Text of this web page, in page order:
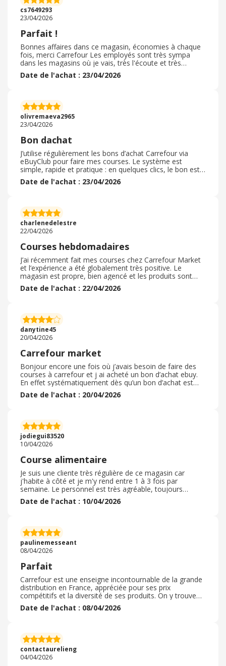
forcément nous échappent. Cela permet d'optimiser nos
dépenses dans tout type de circonstances.
cs7649293
23/04/2026
Parfait !
Bonnes affaires dans ce magasin, économies à chaque
fois, merci Carrefour Les employés sont très sympa
dans les magasins où je vais, très l'écoute et très
réactifs Dommage que maintenant pas de poissonnerie
! ! C'était un plus . Pas mal de différences de prix entre
la qualités des produits J'espère que ça deviendra pas
comme certains prix à Super U ça serait dommage !
Merci beaucoup carrefour, toujours meilleur.
Date de l'achat : 23/04/2026
olivremaeva2965
23/04/2026
Bon dachat
J’utilise régulièrement les bons d’achat Carrefour via
eBuyClub pour faire mes courses. Le système est
simple, rapide et pratique : en quelques clics, le bon est
disponible et utilisable immédiatement en magasin ou
en ligne. Le cashback n’est pas très élevé à l’unité, mais il
son quotidien pour réduire un peu le budget courses
sans contrainte. Le bon est valable dans tous les
carrefour.
Date de l'achat : 23/04/2026
charlenedelestre
22/04/2026
Courses hebdomadaires
J’ai récemment fait mes courses chez Carrefour Market
et l’expérience a été globalement très positive. Le
magasin est propre, bien agencé et les produits sont
faciles à trouver. Le choix est varié, aussi bien pour les
grandes marques que pour les produits de la marque
avec un personnel aimable et efficace. Les prix restent
corrects, surtout avec les promotions régulières. C’est
un commerce pratique et agréable pour les courses du
quotidien.
Date de l'achat : 22/04/2026
danytine45
20/04/2026
Carrefour market
Bonjour encore une fois où j’avais besoin de faire des
courses à carrefour et j ai acheté un bon d’achat ebuy.
En effet systématiquement dès qu’un bon d’achat est
terminé j’en rachète un nouveau pour me faire du cash
black. C’est vraiment intéressant car le gain est d’office
opération et parfois c’est très très long à voir ke
montant s’afficher. Ebuy est génial et carrefour market
mon magasin de proximité me permet de me faire des
économies que je laisse grandir pour devenir une grosse
somme.
Date de l'achat : 20/04/2026
jodiegui83520
10/04/2026
Course alimentaire
Je suis une cliente très régulière de ce magasin car
j'habite à côté et je m'y rend entre 1 à 3 fois par
semaine. Le personnel est très agréable, toujours
disponible et à l'écoute. Le magasin est toujours bien
rangé et très bien achalandé. Il est rare que je ne trouve
sans hésiter. La caissière a été patiente et bienveillante
le temps que l'opération se déroule. J'adore ce magasin,
les 5 étoiles sont bien méritées.
Date de l'achat : 10/04/2026
paulinemesseant
08/04/2026
Parfait
Carrefour est une enseigne incontournable de la grande
distribution en France, appréciée pour ses prix
compétitifs et la diversité de ses produits. On y trouve
aussi bien des marques nationales que des produits
locaux, ce qui plaît à de nombreux consommateurs. Les
l’expérience moins agréable. Globalement, carrefour
reste une option fiable pour faire ses courses au
quotidien. Je recommande
Date de l'achat : 08/04/2026
contactaurelieng
04/04/2026